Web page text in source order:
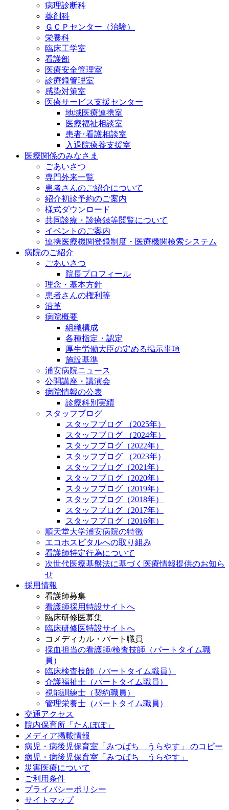
病理診断科
薬剤科
ＧＣＰセンター（治験）
栄養科
臨床工学室
看護部
医療安全管理室
診療録管理室
感染対策室
医療サービス支援センター
地域医療連携室
医療福祉相談室
患者･看護相談室
入退院療養支援室
医療関係のみなさま
ごあいさつ
専門外来一覧
患者さんのご紹介について
紹介初診予約のご案内
様式ダウンロード
共同診療・診療録等閲覧について
イベントのご案内
連携医療機関登録制度・医療機関検索システム
病院のご紹介
ごあいさつ
院長プロフィール
理念・基本方針
患者さんの権利等
沿革
病院概要
組織構成
各種指定・認定
厚生労働大臣の定める掲示事項
施設基準
浦安病院ニュース
公開講座・講演会
病院情報の公表
診療科別実績
スタッフブログ
スタッフブログ （2025年）
スタッフブログ （2024年）
スタッフブログ（2022年）
スタッフブログ （2023年）
スタッフブログ（2021年）
スタッフブログ（2020年）
スタッフブログ（2019年）
スタッフブログ（2018年）
スタッフブログ（2017年）
スタッフブログ（2016年）
順天堂大学浦安病院の特徴
エコホスピタルへの取り組み
看護師特定行為について
次世代医療基盤法に基づく医療情報提供のお知ら
せ
採用情報
看護師募集
看護師採用特設サイトへ
臨床研修医募集
臨床研修医特設サイトへ
コメディカル・パート職員
採血担当の看護師/検査技師（パートタイム職
員）
臨床検査技師（パートタイム職員）
介護福祉士（パートタイム職員）
視能訓練士（契約職員）
管理栄養士（パートタイム職員）
交通アクセス
院内保育所「たんぽぽ」
メディア掲載情報
病児・病後児保育室「みつばち うらやす」 のコピー
病児・病後児保育室「みつばち うらやす」
災害医療について
ご利用条件
プライバシーポリシー
サイトマップ